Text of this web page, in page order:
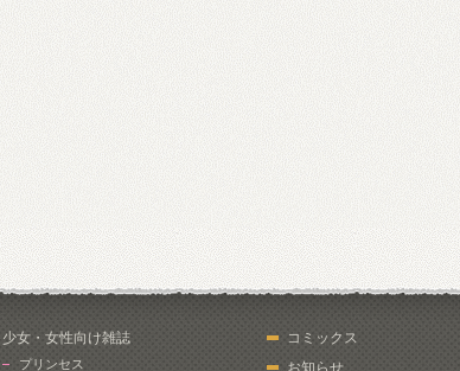
少女・女性向け雑誌
プリンセス
コミックス
お知らせ